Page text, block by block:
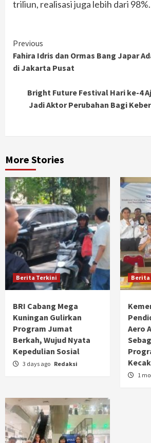
triliun, realisasi juga lebih dari 98%.
Continue
Reading
Previous
Fahira Idris dan Ormas Bang Japar
di Jakarta Pusat
Bright Future Festival Hari ke-4
Jadi Aktor Perubahan Bagi
More Stories
Berita Terkini
BRI Cabang Mega
Kuningan Gulirkan
Program Jumat
Berkah, Wujud Nyata
Kepedulian Sosial
3 days ago Redaksi
Berita
Aero
1